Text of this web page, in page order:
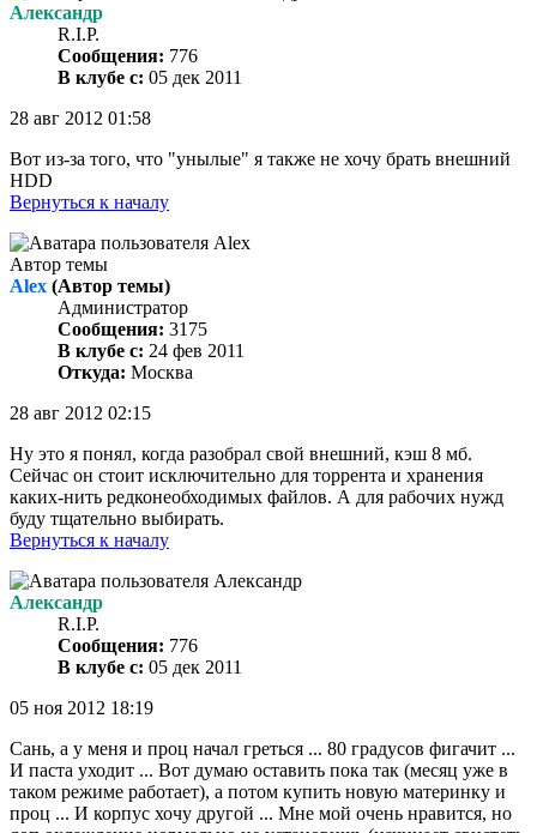
Александр
R.I.P.
Сообщения: 776
В клубе с: 05 дек 2011
28 авг 2012 01:58
Вот из-за того, что "унылые" я также не хочу брать внешний
HDD
Вернуться к началу
Автор темы
Alex (Автор темы)
Администратор
Сообщения: 3175
В клубе с: 24 фев 2011
Откуда: Москва
28 авг 2012 02:15
Ну это я понял, когда разобрал свой внешний, кэш 8 мб.
Сейчас он стоит исключительно для торрента и хранения
каких-нить редконеобходимых файлов. А для рабочих нужд
буду тщательно выбирать.
Вернуться к началу
Александр
R.I.P.
Сообщения: 776
В клубе с: 05 дек 2011
05 ноя 2012 18:19
Сань, а у меня и проц начал греться ... 80 градусов фигачит ...
И паста уходит ... Вот думаю оставить пока так (месяц уже в
таком режиме работает), а потом купить новую материнку и
проц ... И корпус хочу другой ... Мне мой очень нравится, но